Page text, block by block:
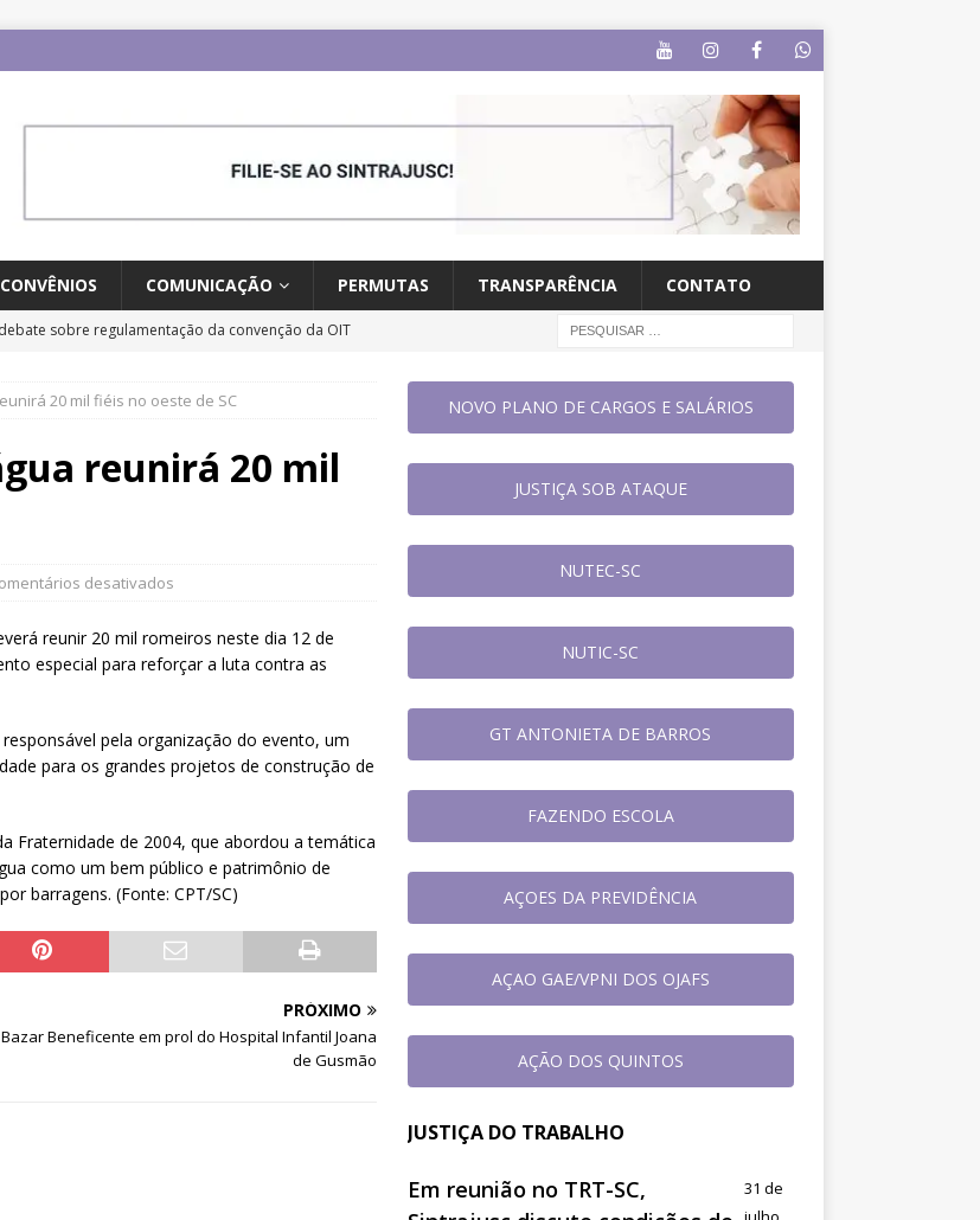
CONVÊNIOS COMUNICAÇÃO PERMUTAS TRANSPARÊNCIA CONTATO
sobre regulamentação da convenção da OIT
aprova proposta orçamentária para 2027 com
dia 13/8 pela derrubada do Veto 45/2025
do 20º Encontro Nacional de Aposentados e
de duas horas. Veja as orientações do Sintrajusc
20 mil fiéis no oeste de SC
reunirá 20 mil
desativados
reunir 20 mil romeiros neste dia 12 de
especial para reforçar a luta contra as
pela organização do evento, um
para os grandes projetos de construção de
Fraternidade de 2004, que abordou a temática
como um bem público e patrimônio de
barragens. (Fonte: CPT/SC)
PRÓXIMO
Bazar Beneficente em prol do Hospital Infantil Joana
de Gusmão
NOVO PLANO DE CARGOS E SALÁRIOS
JUSTIÇA SOB ATAQUE
NUTEC-SC
NUTIC-SC
GT ANTONIETA DE BARROS
FAZENDO ESCOLA
AÇOES DA PREVIDÊNCIA
AÇAO GAE/VPNI DOS OJAFS
AÇÃO DOS QUINTOS
JUSTIÇA DO TRABALHO
Em reunião no TRT-SC,
31 de